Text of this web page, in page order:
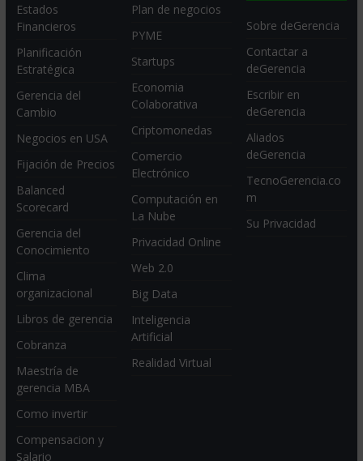
Estados
Financieros
Planificación
Estratégica
Gerencia del
Cambio
Negocios en USA
Fijación de Precios
Balanced
Scorecard
Gerencia del
Conocimiento
Clima
organizacional
Libros de gerencia
Cobranza
Maestría de
gerencia MBA
Como invertir
Compensacion y
Salario
Plan de negocios
PYME
Startups
Economia
Colaborativa
Criptomonedas
Comercio
Electrónico
Computación en
La Nube
Privacidad Online
Web 2.0
Big Data
Inteligencia
Artificial
Realidad Virtual
Sobre deGerencia
Contactar a
deGerencia
Escribir en
deGerencia
Aliados
deGerencia
TecnoGerencia.co
m
Su Privacidad